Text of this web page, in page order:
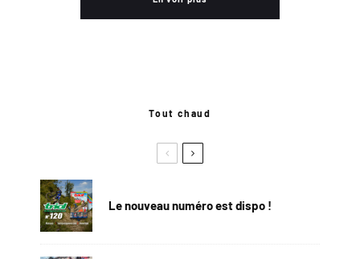
Tout chaud
Le nouveau numéro est dispo !